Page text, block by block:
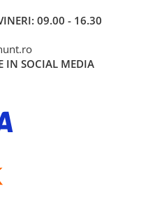
09.00 - 16.30
IN SOCIAL MEDIA